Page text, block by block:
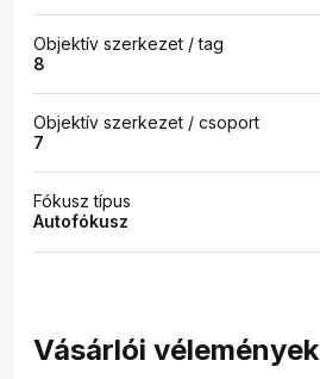
Objektív szerkezet / tag
8
Objektív szerkezet / csoport
7
Fókusz típus
Autofókusz
Vásárlói vélemények